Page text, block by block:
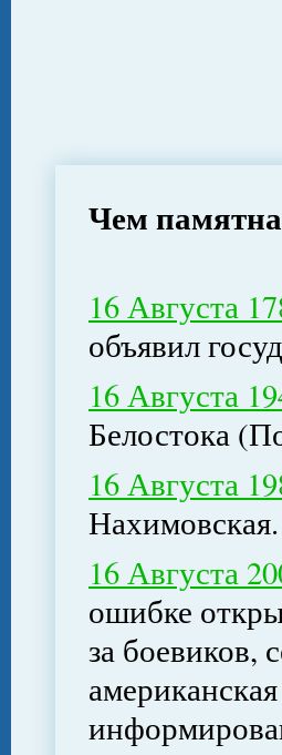
Чем памятна
16 Августа
объявил
16 Августа
Белостока
16 Августа
Нахимовская.
16 Августа
ошибке
за боевиков,